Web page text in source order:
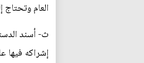
العام وتحتاج
ث‌- أسند
إشراكه فيها